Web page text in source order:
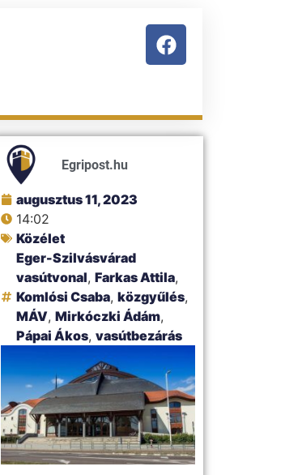
Egripost.hu
augusztus 11, 2023
14:02
Közélet
Eger-Szilvásvárad
vasútvonal,Farkas Attila,
Komlósi Csaba,közgyűlés,
MÁV,Mirkóczki Ádám,
Pápai Ákos,vasútbezárás